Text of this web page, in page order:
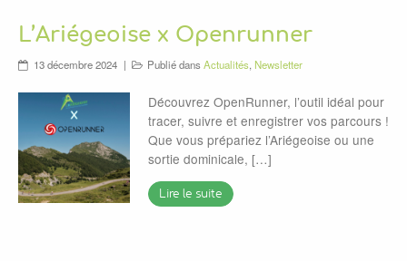
L’Ariégeoise x Openrunner
13 décembre 2024 Publié dansActualités, Newsletter
Découvrez OpenRunner, l’outil idéal pour
tracer, suivre et enregistrer vos parcours !
Que vous prépariez l’Ariégeoise ou une
sortie dominicale, […]
Lire le suite